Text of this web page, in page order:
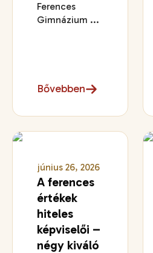
Ferences
Gimnázium ...
Bővebben
június 26, 2026
A ferences
értékek
hiteles
képviselői –
négy kiváló